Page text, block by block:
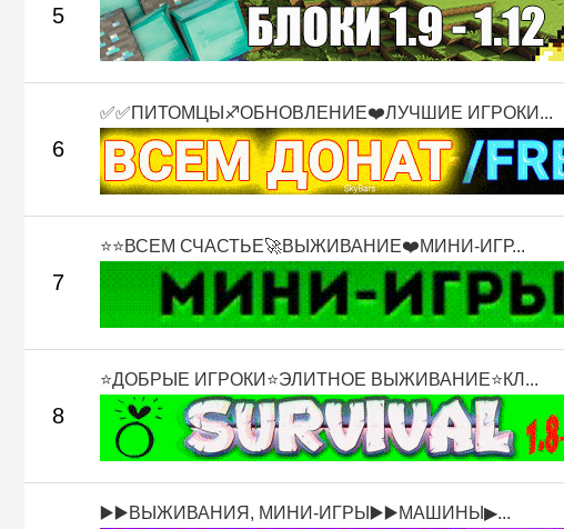
5
6
✅✅ПИТОМЦЫ♐ОБНОВЛЕНИЕ❤️ЛУЧШИЕ ИГРОКИ...
7
⭐⭐ВСЕМ СЧАСТЬЕ🚀ВЫЖИВАНИЕ❤️МИНИ-ИГР...
8
⭐ДОБРЫЕ ИГРОКИ⭐ЭЛИТНОЕ ВЫЖИВАНИЕ⭐КЛ...
▶️▶️ВЫЖИВАНИЯ, МИНИ-ИГРЫ▶️▶️МАШИНЫ▶...